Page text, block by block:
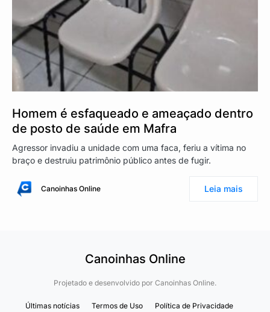
Homem é esfaqueado e ameaçado dentro
de posto de saúde em Mafra
Agressor invadiu a unidade com uma faca, feriu a vítima no
braço e destruiu patrimônio público antes de fugir.
Canoinhas Online Leia mais
Canoinhas Online
Projetado e desenvolvido por Canoinhas Online.
Últimas notícias Termos de Uso Política de Privacidade